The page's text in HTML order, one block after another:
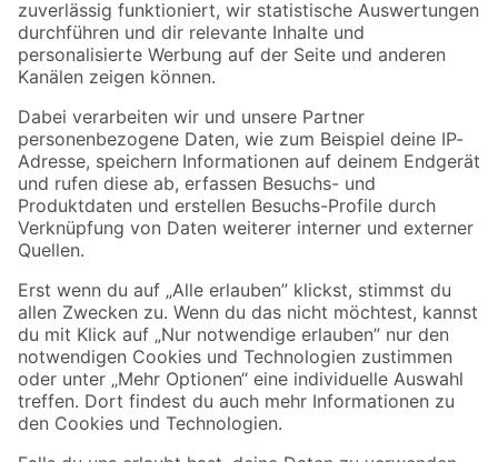
Zur Newsletter Anmeldung
Folge uns
Zahlungsarten Versandarten
Sicher einkaufen
Jetzt die toom-App herunterladen